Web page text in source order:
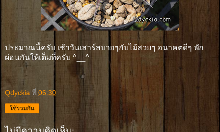
ประมาณนี้ครับ เช้าวันเสาร์สบายๆกับไม้สวยๆ อนาคตดีๆ พัก
ผ่อนกันให้เต็มที่ครับ ^__^
Qdyckia ที่ 06:30
ใช้ร่วมกัน